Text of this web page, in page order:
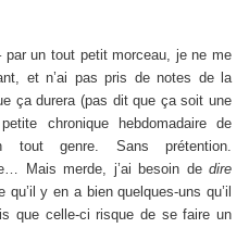
par un tout petit morceau, je ne me
et n’ai pas pris de notes de la
ça durera (pas dit que ça soit une
chronique hebdomadaire de
tout genre. Sans prétention.
Mais merde, j’ai besoin de dire
y en a bien quelques-uns qu’il
que celle-ci risque de se faire un